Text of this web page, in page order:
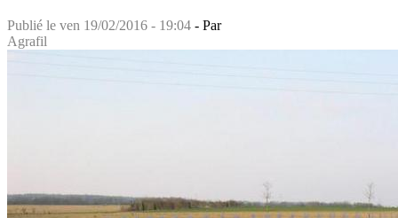
Publié le ven 19/02/2016 - 19:04 - Par
Agrafil